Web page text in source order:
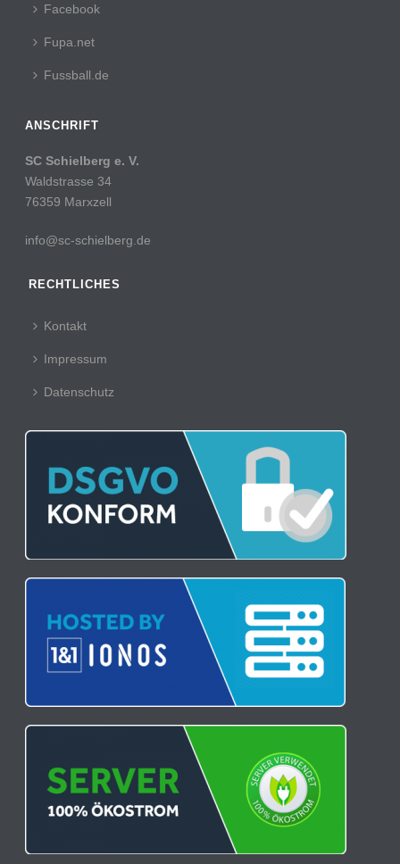
Facebook
Fupa.net
Fussball.de
ANSCHRIFT
SC Schielberg e. V.
Waldstrasse 34
76359 Marxzell
info@sc-schielberg.de
RECHTLICHES
Kontakt
Impressum
Datenschutz